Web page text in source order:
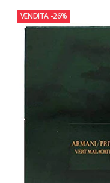
VENDITA -26%